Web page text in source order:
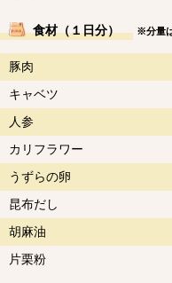
食材（１日分） ※分量
豚肉
キャベツ
人参
カリフラワー
うずらの卵
昆布だし
胡麻油
片栗粉